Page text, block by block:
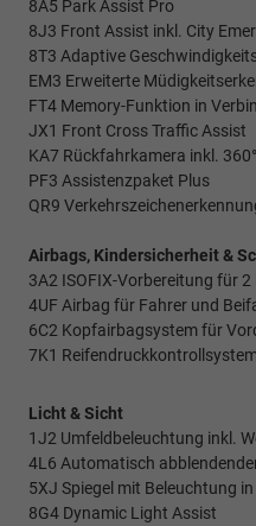
8A5 Park Assist Pro
8J3 Front Assist inkl. City
8T3 Adaptive
EM3 Erweiterte
FT4 Memory-Funktion in
JX1 Front Cross Traffic Assist
KA7 Rückfahrkamera inkl.
PF3 Assistenzpaket Plus
QR9
Airbags, Kindersicherheit &
3A2 ISOFIX-Vorbereitung für
4UF Airbag für Fahrer und
6C2 Kopfairbagsystem für
7K1
Licht & Sicht
1J2 Umfeldbeleuchtung inkl.
4L6 Automatisch
5XJ Spiegel mit Beleuchtung
8G4 Dynamic Light Assist